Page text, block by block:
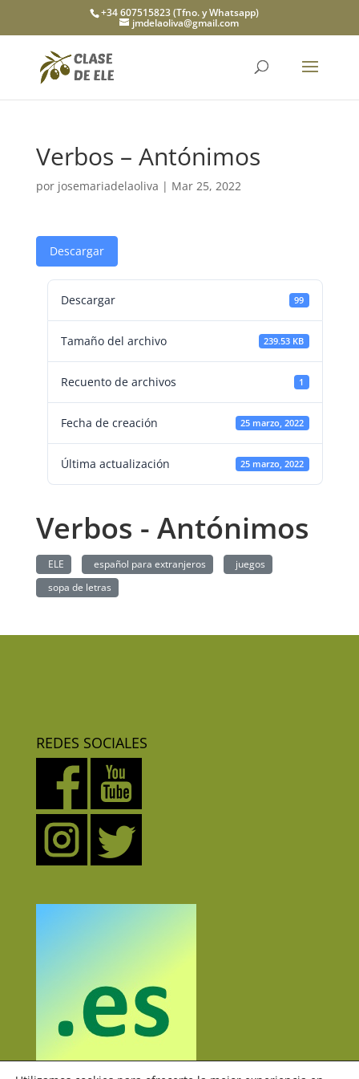
+34 607515823 (Tfno. y Whatsapp)
jmdelaoliva@gmail.com
Verbos – Antónimos
por josemariadelaoliva | Mar 25, 2022
Descargar
Descargar 99
Tamaño del archivo 239.53 KB
Recuento de archivos 1
Fecha de creación 25 marzo, 2022
Última actualización 25 marzo, 2022
Verbos - Antónimos
ELE español para extranjeros
juegos
sopa de letras
REDES SOCIALES